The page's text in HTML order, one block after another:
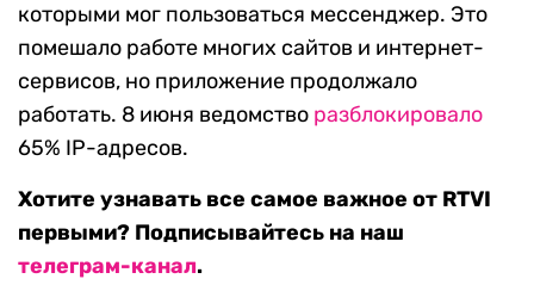
которыми мог пользоваться мессенджер. Это
помешало работе многих сайтов и интернет-
сервисов, но приложение продолжало
работать. 8 июня ведомство разблокировало
65% IP-адресов.
Хотите узнавать все самое важное от RTVI
первыми? Подписывайтесь на наш
телеграм-канал.